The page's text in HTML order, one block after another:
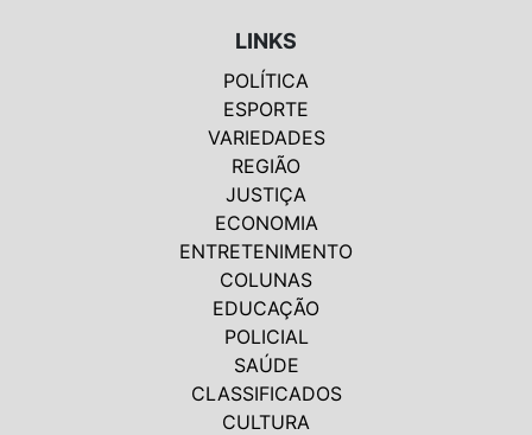
LINKS
POLÍTICA
ESPORTE
VARIEDADES
REGIÃO
JUSTIÇA
ECONOMIA
ENTRETENIMENTO
COLUNAS
EDUCAÇÃO
POLICIAL
SAÚDE
CLASSIFICADOS
CULTURA